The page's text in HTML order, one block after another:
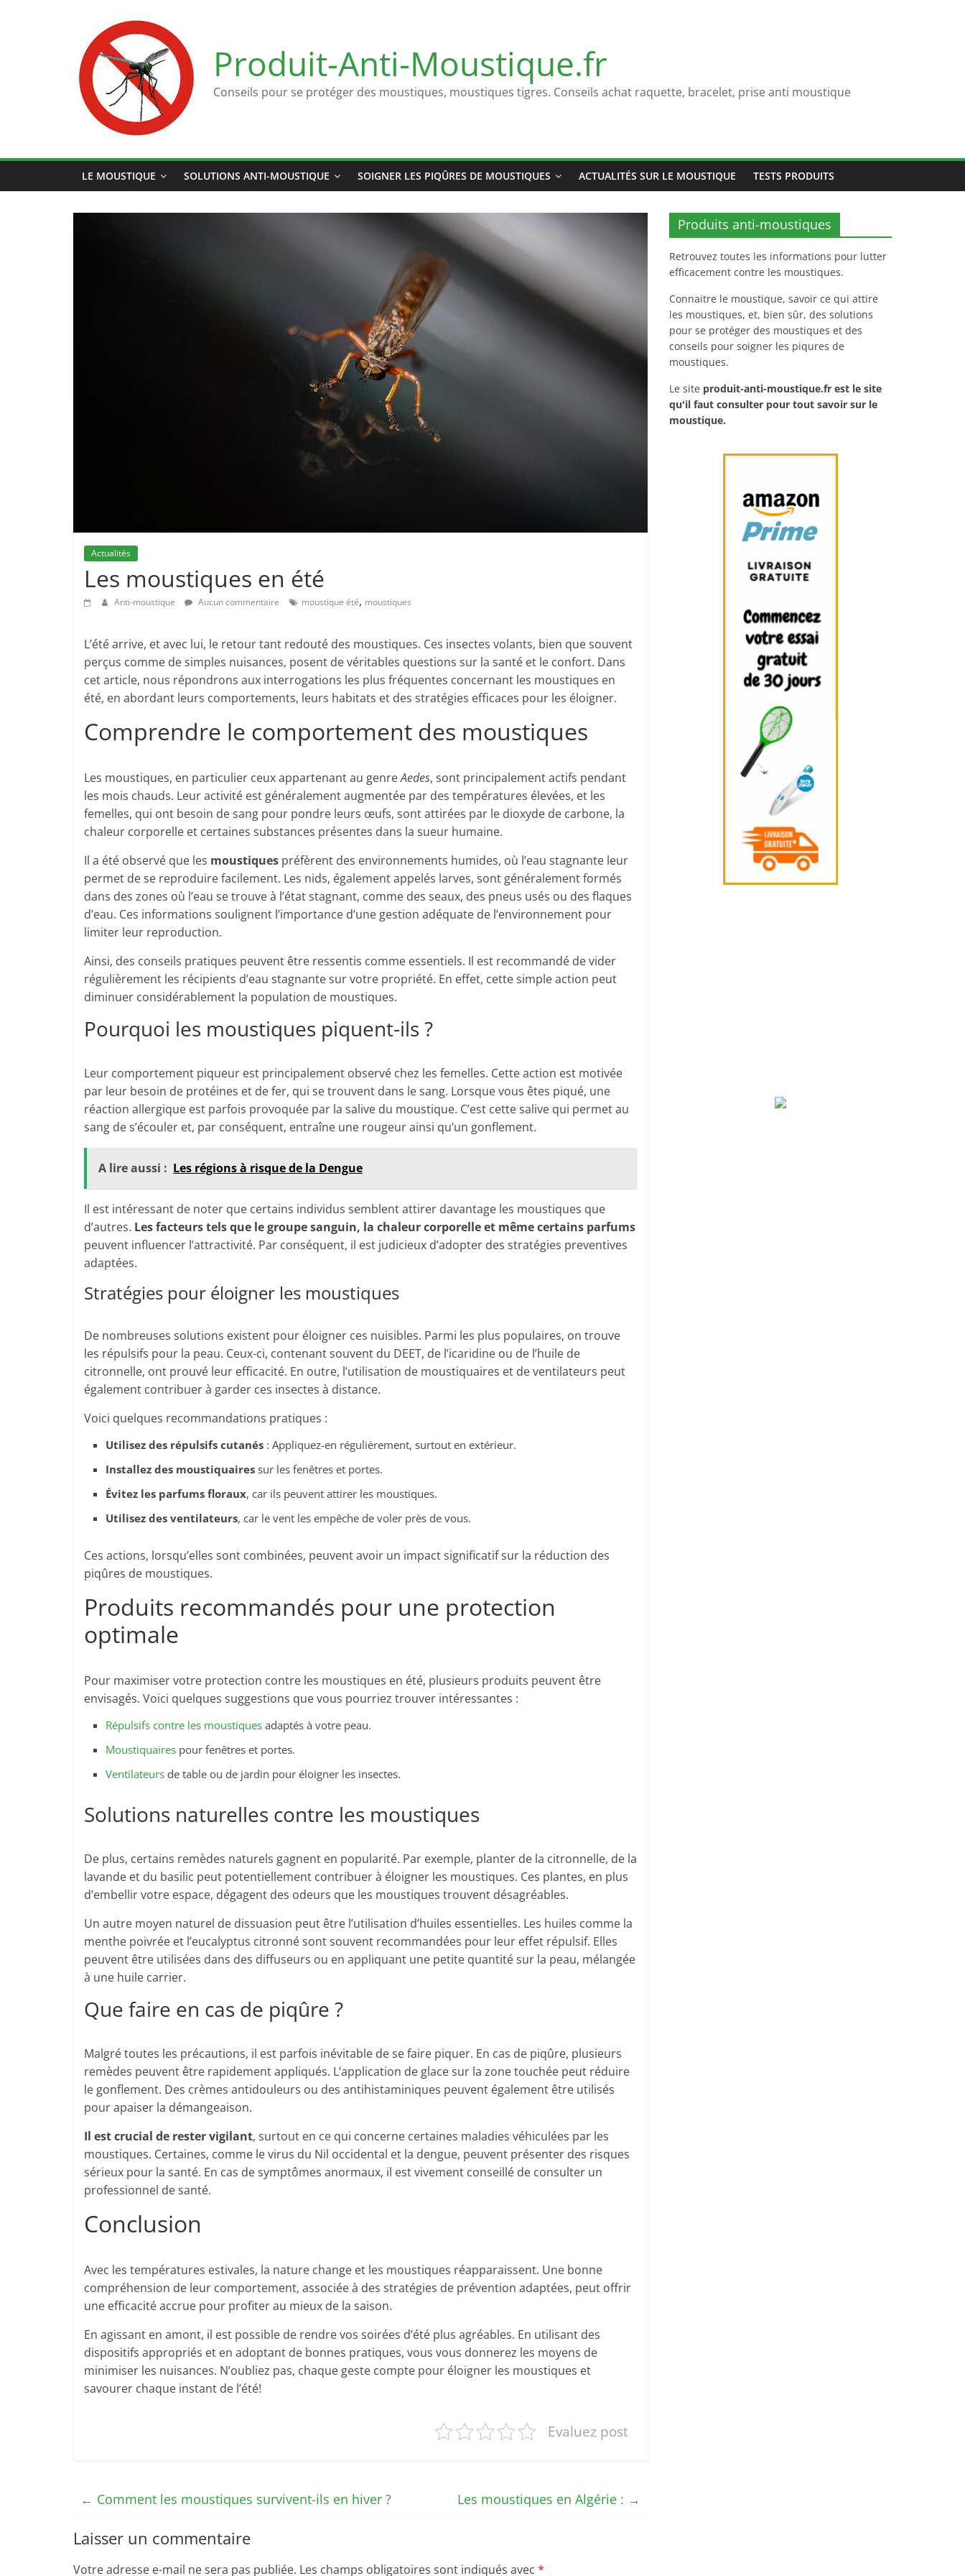
Produit-Anti-Moustique.fr
Conseils pour se protéger des moustiques, moustiques tigres. Conseils achat raquette, bracelet, prise anti moustique
LE MOUSTIQUE SOLUTIONS ANTI-MOUSTIQUE SOIGNER LES PIQÛRES DE MOUSTIQUES ACTUALITÉS SUR LE MOUSTIQUE TESTS PRODUITS
Actualités
Les moustiques en été
Anti-moustique Aucun commentaire moustique été, moustiques
L’été arrive, et avec lui, le retour tant redouté des moustiques. Ces insectes volants, bien que souvent
perçus comme de simples nuisances, posent de véritables questions sur la santé et le confort. Dans
cet article, nous répondrons aux interrogations les plus fréquentes concernant les moustiques en
été, en abordant leurs comportements, leurs habitats et des stratégies efficaces pour les éloigner.
Comprendre le comportement des moustiques
Les moustiques, en particulier ceux appartenant au genreAedes, sont principalement actifs pendant
les mois chauds. Leur activité est généralement augmentée par des températures élevées, et les
femelles, qui ont besoin de sang pour pondre leurs œufs, sont attirées par le dioxyde de carbone, la
chaleur corporelle et certaines substances présentes dans la sueur humaine.
Il a été observé que les moustiques préfèrent des environnements humides, où l’eau stagnante leur
permet de se reproduire facilement. Les nids, également appelés larves, sont généralement formés
dans des zones où l’eau se trouve à l’état stagnant, comme des seaux, des pneus usés ou des flaques
d’eau. Ces informations soulignent l’importance d’une gestion adéquate de l’environnement pour
limiter leur reproduction.
Ainsi, des conseils pratiques peuvent être ressentis comme essentiels. Il est recommandé de vider
régulièrement les récipients d’eau stagnante sur votre propriété. En effet, cette simple action peut
diminuer considérablement la population de moustiques.
Pourquoi les moustiques piquent-ils ?
Leur comportement piqueur est principalement observé chez les femelles. Cette action est motivée
par leur besoin de protéines et de fer, qui se trouvent dans le sang. Lorsque vous êtes piqué, une
réaction allergique est parfois provoquée par la salive du moustique. C’est cette salive qui permet au
sang de s’écouler et, par conséquent, entraîne une rougeur ainsi qu’un gonflement.
A lire aussi : Les régions à risque de la Dengue
Il est intéressant de noter que certains individus semblent attirer davantage les moustiques que
d’autres. Les facteurs tels que le groupe sanguin, la chaleur corporelle et même certains parfums
peuvent influencer l’attractivité. Par conséquent, il est judicieux d’adopter des stratégies preventives
adaptées.
Stratégies pour éloigner les moustiques
De nombreuses solutions existent pour éloigner ces nuisibles. Parmi les plus populaires, on trouve
les répulsifs pour la peau. Ceux-ci, contenant souvent du DEET, de l’icaridine ou de l’huile de
citronnelle, ont prouvé leur efficacité. En outre, l’utilisation de moustiquaires et de ventilateurs peut
également contribuer à garder ces insectes à distance.
Voici quelques recommandations pratiques :
Utilisez des répulsifs cutanés : Appliquez-en régulièrement, surtout en extérieur.
Installez des moustiquaires sur les fenêtres et portes.
Évitez les parfums floraux, car ils peuvent attirer les moustiques.
Utilisez des ventilateurs, car le vent les empêche de voler près de vous.
Ces actions, lorsqu’elles sont combinées, peuvent avoir un impact significatif sur la réduction des
piqûres de moustiques.
Produits recommandés pour une protection
optimale
Pour maximiser votre protection contre les moustiques en été, plusieurs produits peuvent être
envisagés. Voici quelques suggestions que vous pourriez trouver intéressantes :
Répulsifs contre les moustiques adaptés à votre peau.
Moustiquaires pour fenêtres et portes.
Ventilateurs de table ou de jardin pour éloigner les insectes.
Solutions naturelles contre les moustiques
De plus, certains remèdes naturels gagnent en popularité. Par exemple, planter de la citronnelle, de la
lavande et du basilic peut potentiellement contribuer à éloigner les moustiques. Ces plantes, en plus
d’embellir votre espace, dégagent des odeurs que les moustiques trouvent désagréables.
Un autre moyen naturel de dissuasion peut être l’utilisation d’huiles essentielles. Les huiles comme la
menthe poivrée et l’eucalyptus citronné sont souvent recommandées pour leur effet répulsif. Elles
peuvent être utilisées dans des diffuseurs ou en appliquant une petite quantité sur la peau, mélangée
à une huile carrier.
Que faire en cas de piqûre ?
Malgré toutes les précautions, il est parfois inévitable de se faire piquer. En cas de piqûre, plusieurs
remèdes peuvent être rapidement appliqués. L’application de glace sur la zone touchée peut réduire
le gonflement. Des crèmes antidouleurs ou des antihistaminiques peuvent également être utilisés
pour apaiser la démangeaison.
Il est crucial de rester vigilant, surtout en ce qui concerne certaines maladies véhiculées par les
moustiques. Certaines, comme le virus du Nil occidental et la dengue, peuvent présenter des risques
sérieux pour la santé. En cas de symptômes anormaux, il est vivement conseillé de consulter un
professionnel de santé.
Conclusion
Avec les températures estivales, la nature change et les moustiques réapparaissent. Une bonne
compréhension de leur comportement, associée à des stratégies de prévention adaptées, peut offrir
une efficacité accrue pour profiter au mieux de la saison.
En agissant en amont, il est possible de rendre vos soirées d’été plus agréables. En utilisant des
dispositifs appropriés et en adoptant de bonnes pratiques, vous vous donnerez les moyens de
minimiser les nuisances. N’oubliez pas, chaque geste compte pour éloigner les moustiques et
savourer chaque instant de l’été!
Evaluez post
← Comment les moustiques survivent-ils en hiver ? Les moustiques en Algérie : →
Laisser un commentaire
Votre adresse e-mail ne sera pas publiée. Les champs obligatoires sont indiqués avec *
Produits anti-moustiques
Retrouvez toutes les informations pour lutter
efficacement contre les moustiques.
Connaitre le moustique, savoir ce qui attire
les moustiques, et, bien sûr, des solutions
pour se protéger des moustiques et des
conseils pour soigner les piqures de
moustiques.
Le site produit-anti-moustique.fr est le site
qu'il faut consulter pour tout savoir sur le
moustique.